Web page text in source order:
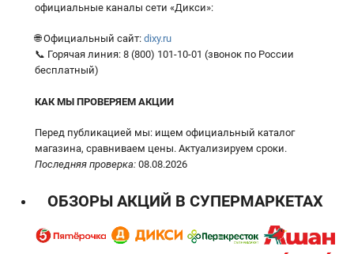
официальные каналы сети «Дикси»:
🌐 Официальный сайт: dixy.ru
📞 Горячая линия: 8 (800) 101-10-01 (звонок по России
бесплатный)
КАК МЫ ПРОВЕРЯЕМ АКЦИИ
Перед публикацией мы: ищем официальный каталог
магазина, сравниваем цены. Актуализируем сроки.
Последняя проверка: 08.08.2026
ОБЗОРЫ АКЦИЙ В СУПЕРМАРКЕТАХ